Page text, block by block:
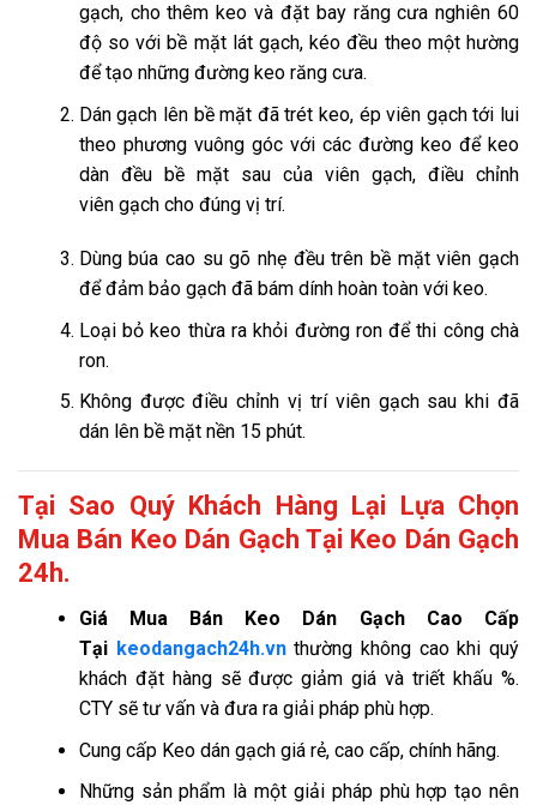
gạch, cho thêm keo và đặt bay răng cưa nghiên 60
độ so với bề mặt lát gạch, kéo đều theo một hường
để tạo những đường keo răng cưa.
Dán gạch lên bề mặt đã trét keo, ép viên gạch tới lui
theo phương vuông góc với các đường keo để keo
dàn đều bề mặt sau của viên gạch, điều chỉnh
viên gạch cho đúng vị trí.
Dùng búa cao su gõ nhẹ đều trên bề mặt viên gạch
để đảm bảo gạch đã bám dính hoàn toàn với keo.
Loại bỏ keo thừa ra khỏi đường ron để thi công chà
ron.
Không được điều chỉnh vị trí viên gạch sau khi đã
dán lên bề mặt nền 15 phút.
Tại Sao Quý Khách Hàng Lại Lựa Chọn
Mua Bán Keo Dán Gạch Tại Keo Dán Gạch
24h.
GiáMua Bán Keo Dán Gạch Cao Cấp
Tại keodangach24h.vn thường không cao khi quý
khách đặt hàng sẽ được giảm giá và triết khấu %.
CTY sẽ tư vấn và đưa ra giải pháp phù hợp.
Cung cấp Keo dán gạch giá rẻ, cao cấp, chính hãng.
Những sản phẩm là một giải pháp phù hợp tạo nên